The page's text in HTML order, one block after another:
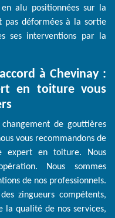
alu positionnées sur la
pas déformées à la sortie
ses interventions par la
à Chevinay :
en toiture vous
de gouttières
vous recommandons de
expert en toiture. Nous
Nous sommes
de nos professionnels.
zingueurs compétents,
la qualité de nos services,